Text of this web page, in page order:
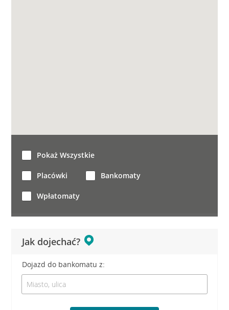
Jak dojechać?
Dojazd do bankomatu z:
Pokaż Wszystkie
Placówki Bankomaty
Wpłatomaty